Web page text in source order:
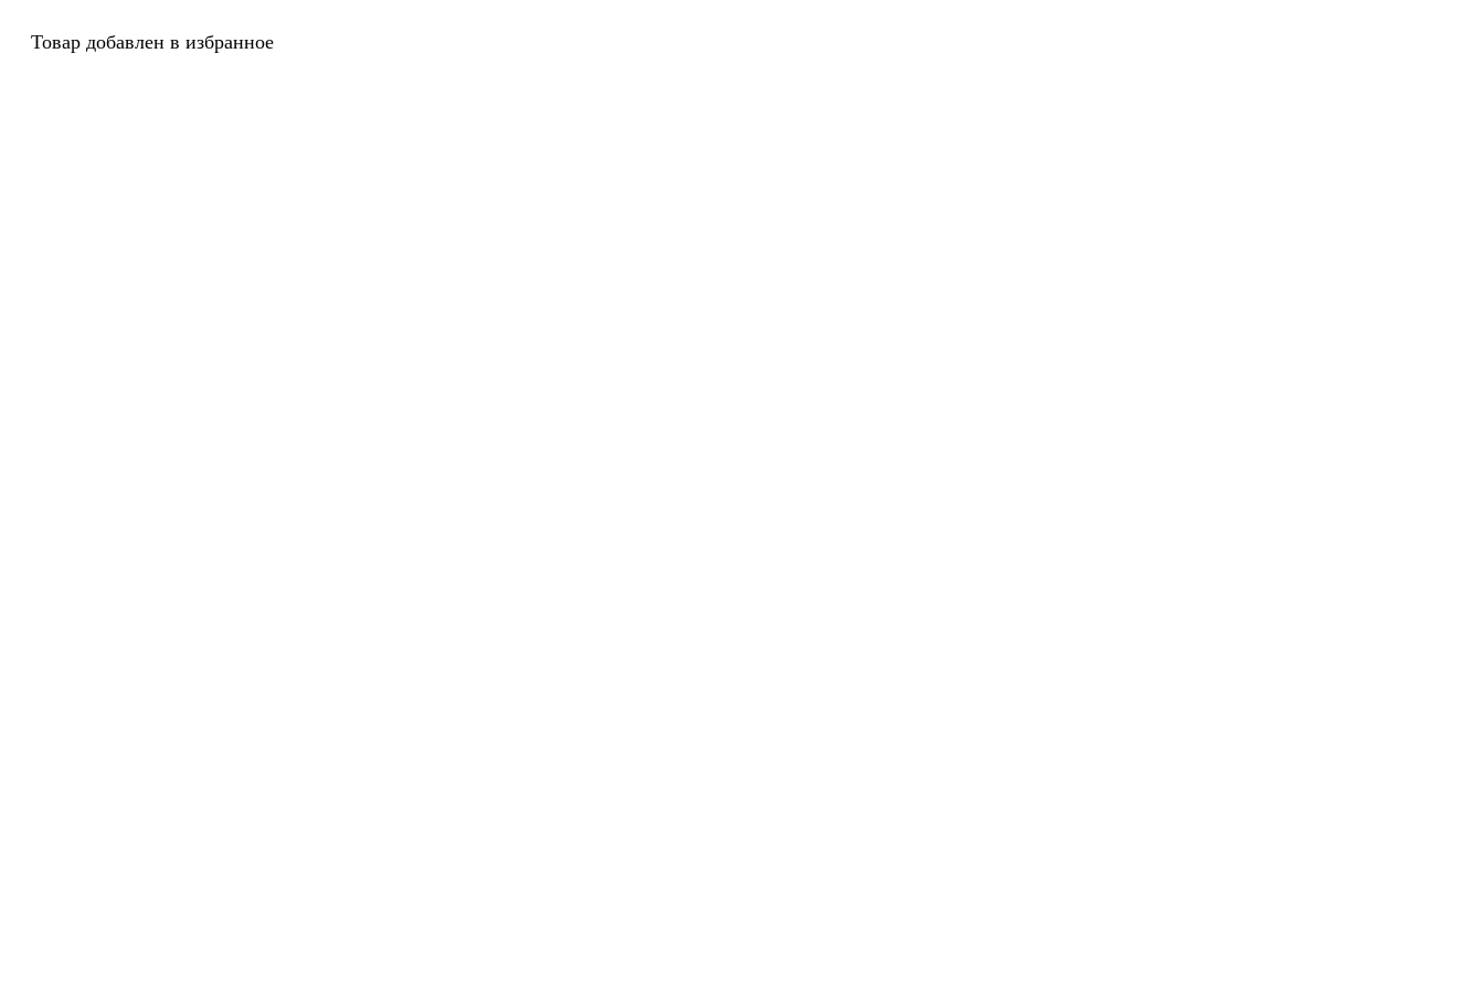
Товар добавлен в избранное